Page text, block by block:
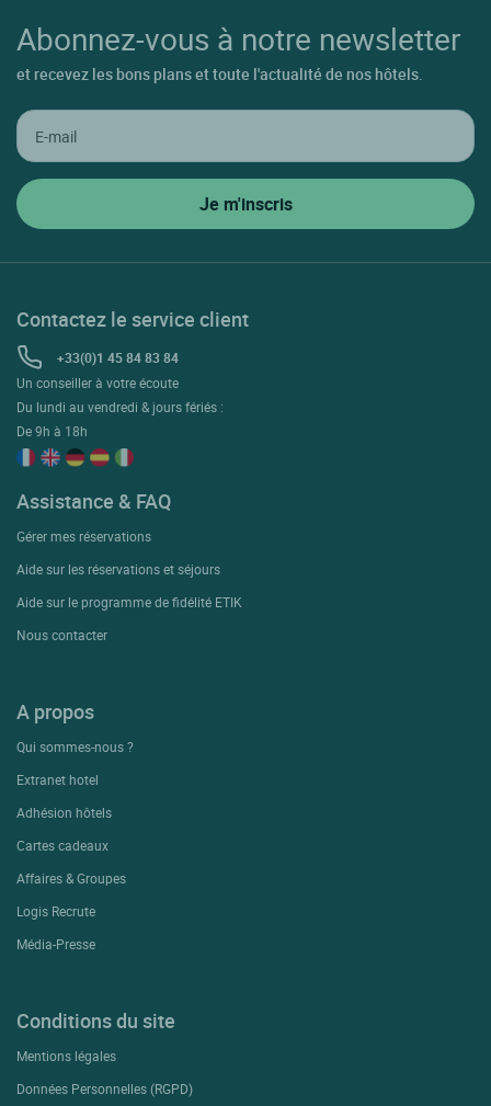
Abonnez-vous à notre newsletter
et recevez les bons plans et toute l'actualité de nos hôtels.
Contactez le service client
+33(0)1 45 84 83 84
Un conseiller à votre écoute
Du lundi au vendredi & jours fériés :
De 9h à 18h
Assistance & FAQ
Gérer mes réservations
Aide sur les réservations et séjours
Aide sur le programme de fidélité ETIK
Nous contacter
A propos
Qui sommes-nous ?
Extranet hotel
Adhésion hôtels
Cartes cadeaux
Affaires & Groupes
Logis Recrute
Média-Presse
Conditions du site
Mentions légales
Données Personnelles (RGPD)